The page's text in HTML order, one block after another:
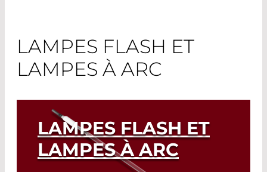
LAMPES FLASH ET
LAMPES À ARC
LAMPES FLASH ET
LAMPES À ARC